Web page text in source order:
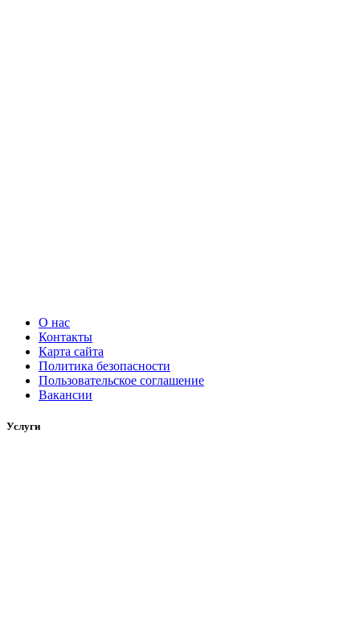
О нас
Контакты
Карта сайта
Политика безопасности
Пользовательское соглашение
Вакансии
Услуги